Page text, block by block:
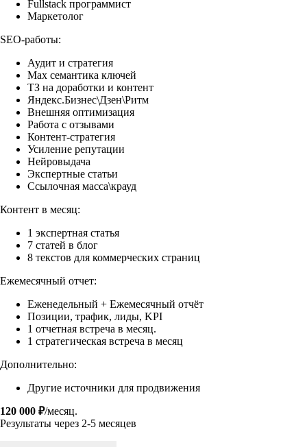
Fullstack программист
Маркетолог
SEO-работы:
Аудит и стратегия
Max семантика ключей
ТЗ на доработки и контент
Яндекс.Бизнес\Дзен\Ритм
Внешняя оптимизация
Работа с отзывами
Контент-стратегия
Усиление репутации
Нейровыдача
Экспертные статьи
Ссылочная масса\крауд
Контент в месяц:
1 экспертная статья
7 статей в блог
8 текстов для коммерческих страниц
Ежемесячный отчет:
Еженедельный + Ежемесячный отчёт
Позиции, трафик, лиды, KPI
1 отчетная встреча в месяц.
1 стратегическая встреча в месяц
Дополнительно:
Другие источники для продвижения
120 000 ₽/месяц.
Результаты через 2-5 месяцев